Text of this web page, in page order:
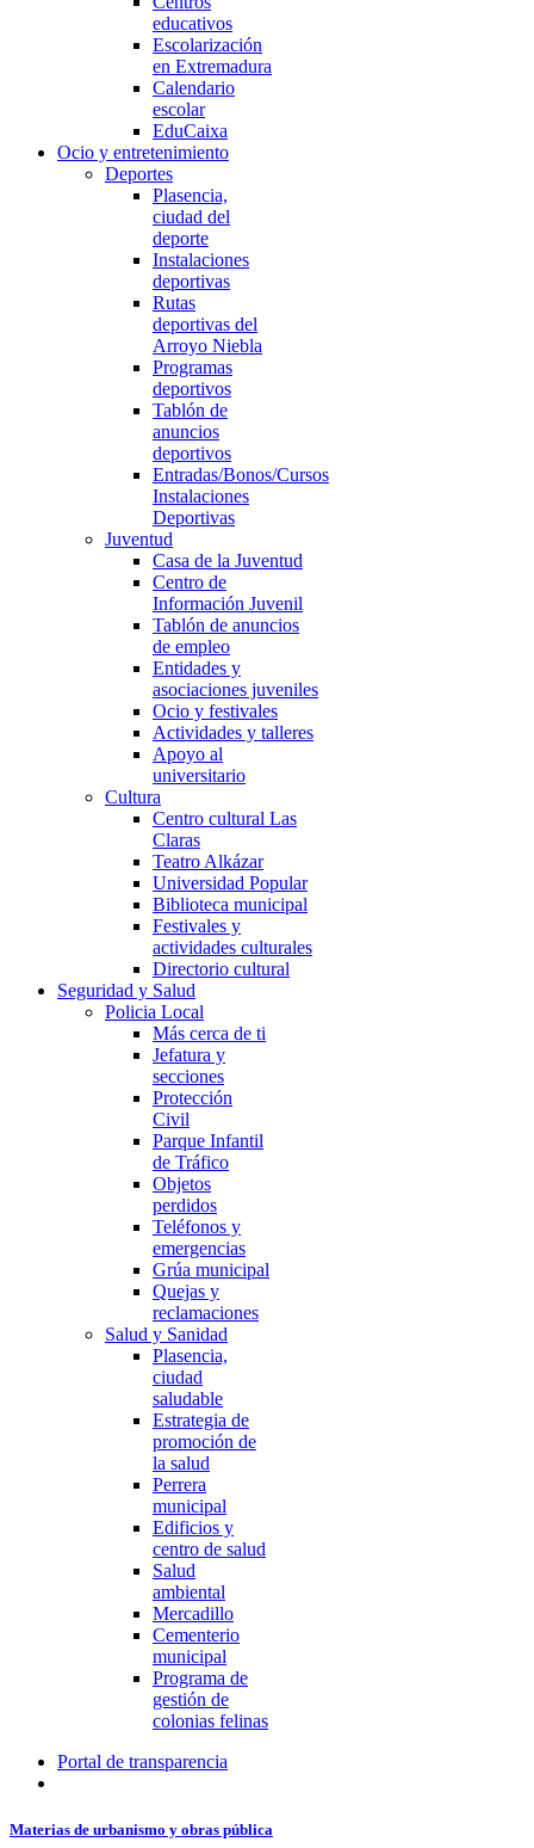
educativos
Escolarización
en Extremadura
Calendario
escolar
EduCaixa
Ocio y entretenimiento
Deportes
Plasencia,
ciudad del
deporte
Instalaciones
deportivas
Rutas
deportivas del
Arroyo Niebla
Programas
deportivos
Tablón de
anuncios
deportivos
Entradas/Bonos/Cursos
Instalaciones
Deportivas
Juventud
Casa de la Juventud
Centro de
Información Juvenil
Tablón de anuncios
de empleo
Entidades y
asociaciones juveniles
Ocio y festivales
Actividades y talleres
Apoyo al
universitario
Cultura
Centro cultural Las
Claras
Teatro Alkázar
Universidad Popular
Biblioteca municipal
Festivales y
actividades culturales
Directorio cultural
Seguridad y Salud
Policia Local
Más cerca de ti
Jefatura y
secciones
Protección
Civil
Parque Infantil
de Tráfico
Objetos
perdidos
Teléfonos y
emergencias
Grúa municipal
Quejas y
reclamaciones
Salud y Sanidad
Plasencia,
ciudad
saludable
Estrategia de
promoción de
la salud
Perrera
municipal
Edificios y
centro de salud
Salud
ambiental
Mercadillo
Cementerio
municipal
Programa de
gestión de
colonias felinas
Portal de transparencia
Materias de urbanismo y obras pública